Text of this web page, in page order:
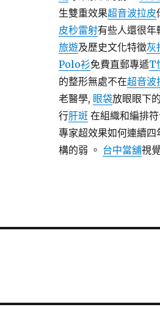
生雙重效果超音波拉皮
皮秒雷射有些人還很年
旅遊及歷史文化特徵灰
Polo衫免費直郵專遞T
的整形無處不在超音波
老醫學, 眼袋放眼眼下
行肝斑在組織和編排
專家超效果如何連續
構的弱 。 台中當舖視